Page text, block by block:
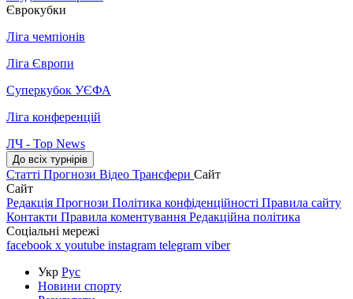
Єврокубки
Ліга чемпіонів
Ліга Європи
Суперкубок УЄФА
Ліга конференцій
ЛЧ - Top News
До всіх турнірів
Статті Прогнози Відео Трансфери Сайт
Сайт
Редакція Прогнози Політика конфіденційності Правила сайту
Контакти Правила коментування Редакційна політика
Соціальні мережі
facebook x youtube instagram telegram viber
Укр Рус
Новини спорту